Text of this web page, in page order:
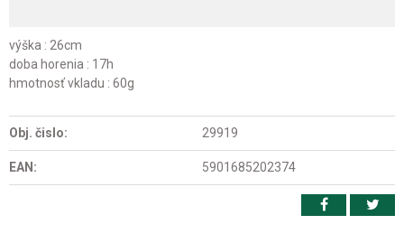
výška : 26cm
doba horenia : 17h
hmotnosť vkladu : 60g
Obj. čislo: 29919
EAN: 5901685202374